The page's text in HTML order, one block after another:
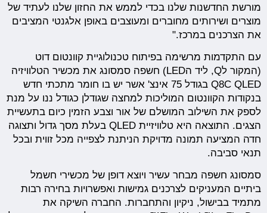
מורשת החדשנות שלנו בכדי לממש את החזון שלנו לעתיד של
מוצרים ושירותים מחוברים ומעוצבים באופן אלגנטי המציבים
את הצרכנים במרכז."
עם התקדמות מרשימה בפיתוח טכנולוגיית קוונטום דוט
(המקור לQ, ליד הLED) חשפה סמסונג את מכשיר הטלוויזיה
Q8C QLED בגודל 75 אינצ' אשר יש בו חומר מתכתי חדש
בנקודות הקוונטום המוליכות למחצה שגודלן כגודל ננו על מנת
לספק את השילוב המושלם של אור וצבע הזמין כיום בתעשיית
הצגים. התוצאה היא טלוויזיית QLED בעלת מסך גדול ותצוגה
חדה המציעה תמונה מדויקת הניתנת לצפייה מכל זווית ובכל
תנאי סביבה.
סמסונג חשפה מבחר עשיר ויוצא דופן של מכשירי חשמל
ביתיים המעניקים לצרכנים גמישות ואפשרויות בחירה רבות
מתמיד בבישול, ניקיון והתחברות. החברה השיקה את